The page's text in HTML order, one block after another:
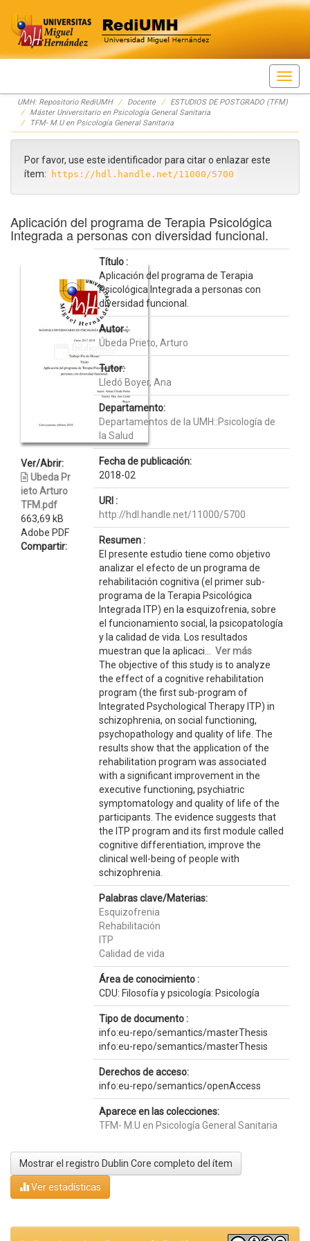
Skip
navigation
UMH: Repositorio RediUMH Docente
ESTUDIOS DE POSTGRADO (TFM)
Máster Universitario en Psicología General Sanitaria
TFM- M.U en Psicología General Sanitaria
Por favor, use este identificador para citar o enlazar este
ítem:
https://hdl.handle.net/11000/5700
Aplicación del programa de Terapia Psicológica
Integrada a personas con diversidad funcional.
Ver/Abrir:
Ubeda Pr
ieto Arturo
TFM.pdf
663,69 kB
Adobe PDF
Compartir:
Título :
Aplicación del programa de Terapia
Psicológica Integrada a personas con
diversidad funcional.
Autor :
Úbeda Prieto, Arturo
Tutor:
Lledó Boyer, Ana
Departamento:
Departamentos de la UMH::Psicología de
la Salud
Fecha de publicación:
2018-02
URI :
http://hdl.handle.net/11000/5700
Resumen :
El presente estudio tiene como objetivo
analizar el efecto de un programa de
rehabilitación cognitiva (el primer sub-
programa de la Terapia Psicológica
Integrada ITP) en la esquizofrenia, sobre
el funcionamiento social, la psicopatología
y la calidad de vida. Los resultados
muestran que la aplicaci... Ver más
The objective of this study is to analyze
the effect of a cognitive rehabilitation
program (the first sub-program of
Integrated Psychological Therapy ITP) in
schizophrenia, on social functioning,
psychopathology and quality of life. The
results show that the application of the
rehabilitation program was associated
with a significant improvement in the
executive functioning, psychiatric
symptomatology and quality of life of the
participants. The evidence suggests that
the ITP program and its first module called
cognitive differentiation, improve the
clinical well-being of people with
schizophrenia.
Palabras clave/Materias:
Esquizofrenia
Rehabilitación
ITP
Calidad de vida
Área de conocimiento :
CDU: Filosofía y psicología: Psicología
Tipo de documento :
info:eu-repo/semantics/masterThesis
info:eu-repo/semantics/masterThesis
Derechos de acceso:
info:eu-repo/semantics/openAccess
Aparece en las colecciones:
TFM- M.U en Psicología General Sanitaria
Mostrar el registro Dublin Core completo del ítem
Ver estadísticas